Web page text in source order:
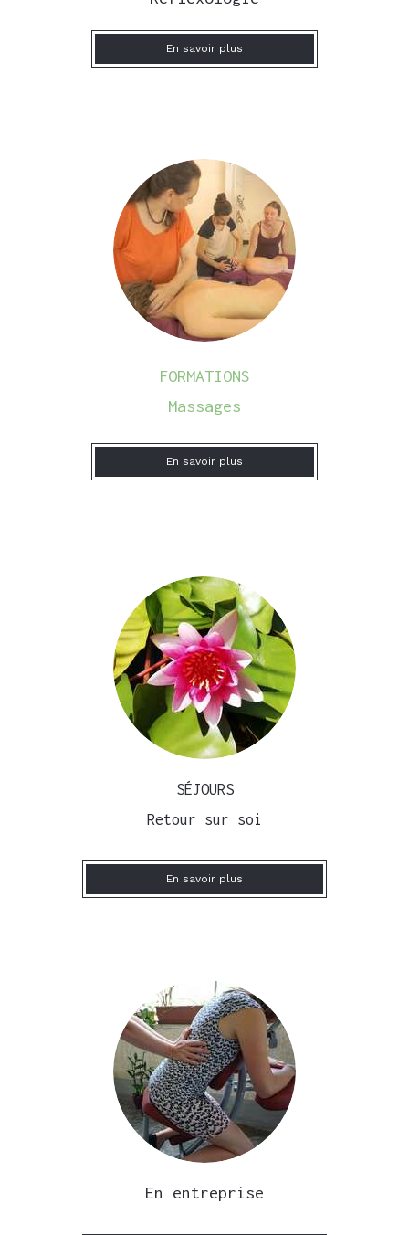
En savoir plus
FORMATIONS
Massages
En savoir plus
SÉJOURS
Retour sur soi
En savoir plus
En entreprise